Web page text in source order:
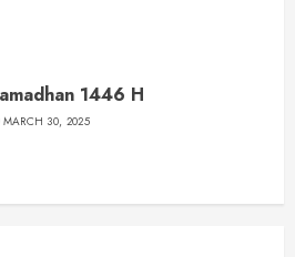
1446 H
MARCH 30, 2025